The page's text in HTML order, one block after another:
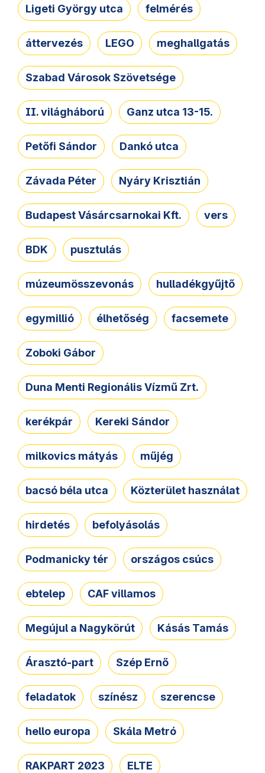
Ligeti György utca felmérés
áttervezés LEGO meghallgatás
Szabad Városok Szövetsége
II. világháború Ganz utca 13-15.
Petőfi Sándor Dankó utca
Závada Péter Nyáry Krisztián
Budapest Vásárcsarnokai Kft. vers
BDK pusztulás
múzeumösszevonás hulladékgyűjtő
egymillió élhetőség facsemete
Zoboki Gábor
Duna Menti Regionális Vízmű Zrt.
kerékpár Kereki Sándor
milkovics mátyás műjég
bacsó béla utca Közterület használat
hirdetés befolyásolás
Podmanicky tér országos csúcs
ebtelep CAF villamos
Megújul a Nagykörút Kásás Tamás
Árasztó-part Szép Ernő
feladatok színész szerencse
hello europa Skála Metró
RAKPART 2023 ELTE